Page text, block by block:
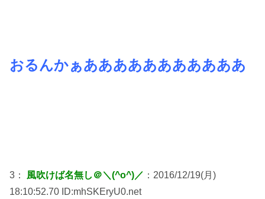
おるんかぁあああああああああああ
3： 風吹けば名無し＠＼(^o^)／ ：2016/12/19(月)
18:10:52.70 ID:mhSKEryU0.net